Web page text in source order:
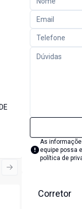
slide
Next slide
As
equipe possa
política de
Corretor